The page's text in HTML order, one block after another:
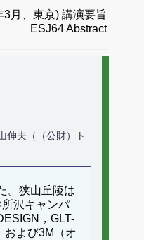
月、東京) 講演要旨
ESJ64 Abstract
伸夫（（公財）ト
。狭山丘陵は
沢キャンパ
，GLT-
および3M（オ